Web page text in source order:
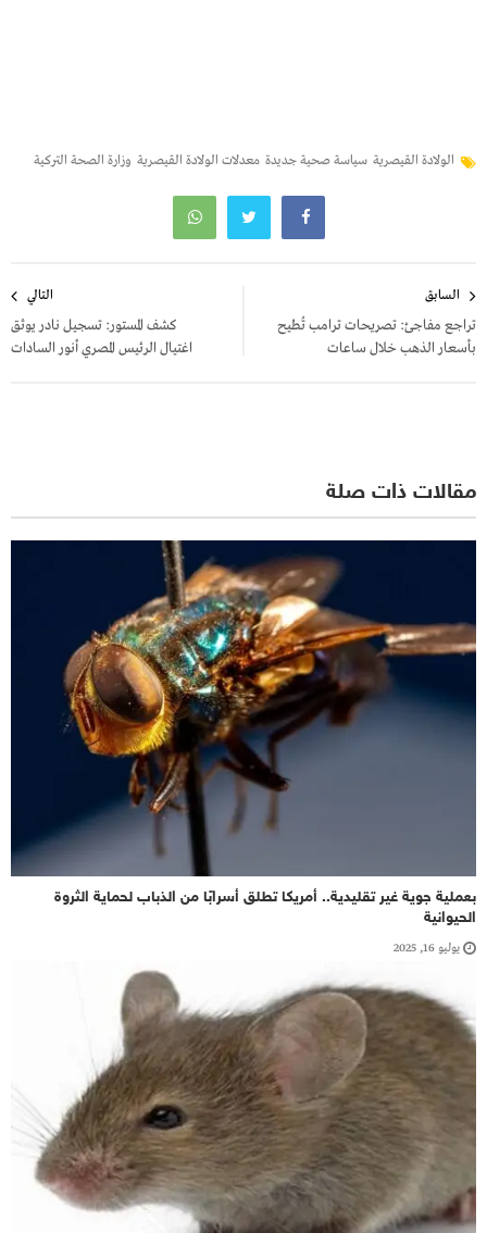
الولادة القيصرية سياسة صحية جديدة معدلات الولادة القيصرية وزارة الصحة التركية
المقالات
السابق
تراجع مفاجئ: تصريحات ترامب تُطيح
بأسعار الذهب خلال ساعات
التالي
كشف المستور: تسجيل نادر يوثق
اغتيال الرئيس المصري أنور السادات
مقالات ذات صلة
بعملية جوية غير تقليدية.. أمريكا تطلق أسرابًا من الذباب لحماية الثروة
الحيوانية
يوليو 16, 2025